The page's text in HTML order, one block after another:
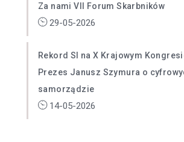
Za nami VII Forum Skarbników
29-05-2026
Rekord SI na X Krajowym
Prezes Janusz Szymura o
samorządzie
14-05-2026